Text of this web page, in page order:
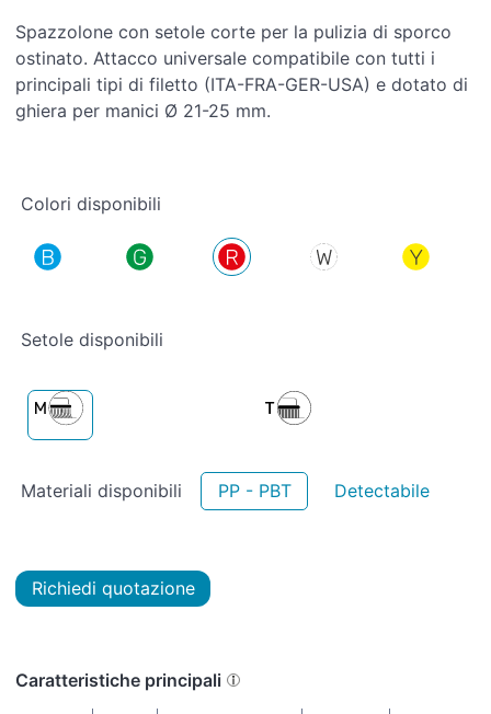
Spazzolone con setole corte per la pulizia di sporco
ostinato. Attacco universale compatibile con tutti i
principali tipi di filetto (ITA-FRA-GER-USA) e dotato di
ghiera per manici Ø 21-25 mm.
Colori disponibili
Setole disponibili
Materiali disponibili PP - PBT Detectabile
Richiedi quotazione
Caratteristiche principali